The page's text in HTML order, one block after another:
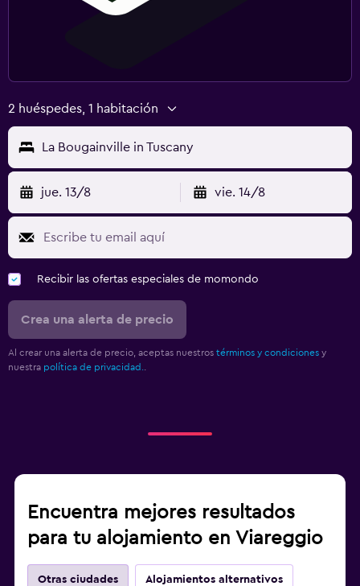
2 huéspedes, 1 habitación
La Bougainville in Tuscany
jue. 13/8 vie. 14/8
Recibir las ofertas especiales de momondo
Crea una alerta de precio
Al crear una alerta de precio, aceptas nuestros términos y condiciones y
nuestra política de privacidad.
Encuentra mejores resultados
para tu alojamiento en Viareggio
Otras ciudades Alojamientos alternativos